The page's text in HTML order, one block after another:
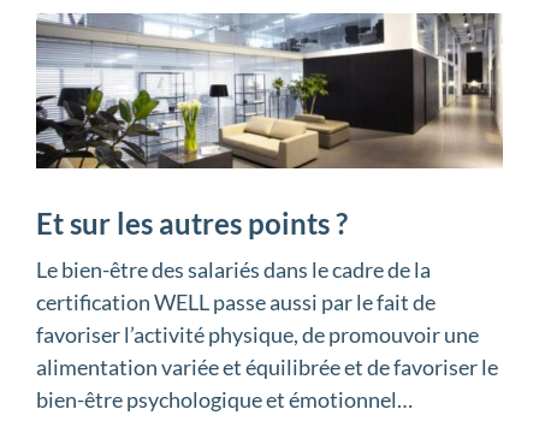
Et sur les autres points ?
Le bien-être des salariés dans le cadre de la
certification WELL passe aussi par le fait de
favoriser l’activité physique, de promouvoir une
alimentation variée et équilibrée et de favoriser le
bien-être psychologique et émotionnel…